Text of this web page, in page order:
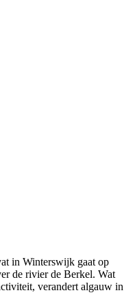
in Winterswijk gaat op
de rivier de Berkel. Wat
verandert algauw in